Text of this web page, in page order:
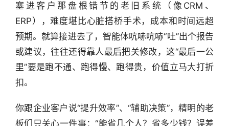
塞进客户那盘根错节的老旧系统（像CRM、
ERP），难度堪比心脏搭桥手术，成本和时间远超
预期。就算接进去了，智能体吭哧吭哧“吐”出个报告
或建议，往往还得靠人最后把关修改，这“最后一公
里”要是跑不通、跑得慢、跑得贵，价值立马大打折
扣。
你跟企业客户说“提升效率”、“辅助决策”，精明的老
板们只关心一件事：“能省几个人？省多少钱？误差